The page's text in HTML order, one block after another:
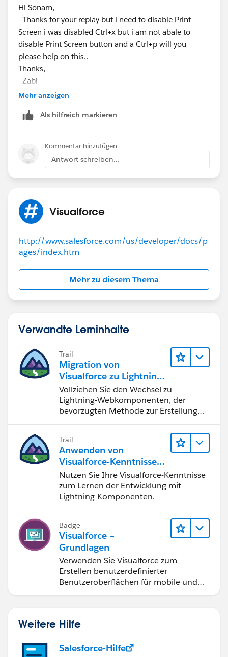
Hi Sonam,
Thanks for your replay but i need to disable Print
Screen i was disabled Ctrl+x but i am not abale to
disable Print Screen button and a Ctrl+p will you
please help on this..
Thanks,
Zabi
Mehr anzeigen
Als hilfreich markieren
Kommentar hinzufügen
Antwort schreiben...
Visualforce
http://www.salesforce.com/us/developer/docs/p
ages/index.htm
Mehr zu diesem Thema
Verwandte Lerninhalte
Trail
Migration von
Visualforce zu Lightning-
Webkomponenten
Vollziehen Sie den Wechsel zu
Lightning-Webkomponenten, der
bevorzugten Methode zur Erstellung
Trail
Anwenden von
Visualforce-Kenntnissen
auf Lightning-
Komponenten
Nutzen Sie Ihre Visualforce-Kenntnisse
zum Lernen der Entwicklung mit
Lightning-Komponenten.
Badge
Visualforce –
Grundlagen
Verwenden Sie Visualforce zum
Erstellen benutzerdefinierter
Benutzeroberflächen für mobile und
Weitere Hilfe
Salesforce-Hilfe